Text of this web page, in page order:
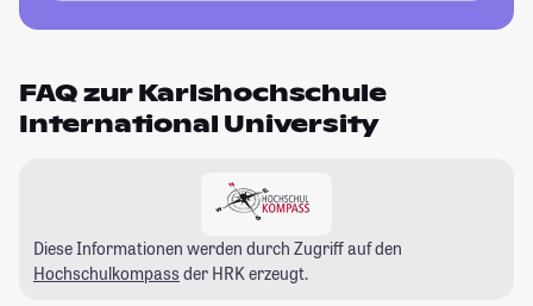
FAQ zur Karlshochschule
International University
Diese Informationen werden durch Zugriff auf den
Hochschulkompass der HRK erzeugt.